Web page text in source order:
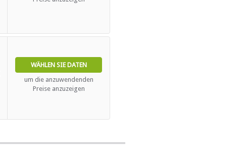
WÄHLEN SIE DATEN
um die anzuwendenden
Preise anzuzeigen